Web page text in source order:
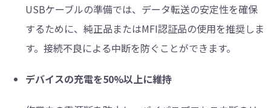
USBケーブルの準備では、データ転送の安定性を確保
するために、純正品またはMFI認証品の使用を推奨しま
す。接続不良による中断を防ぐことができます。
デバイスの充電を50%以上に維持